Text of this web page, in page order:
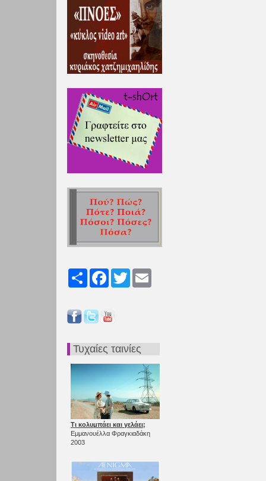
Share FacebookTwitter
Τυχαίες ταινίες
Τι κολυμπάει και γελάει;
Εμμανουέλλα Φραγκιαδάκη
2003